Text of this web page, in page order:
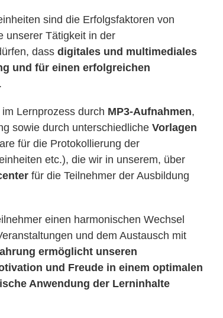
sind die Erfolgsfaktoren von
unserer Tätigkeit in der
dass digitales und multimediales
und für einen erfolgreichen
.
Lernprozess durch MP3-Aufnahmen,
sowie durch unterschiedliche Vorlagen
für die Protokollierung der
etc.), die wir in unserem, über
für die Teilnehmer der Ausbildung
einen harmonischen Wechsel
und dem Austausch mit
ermöglicht unseren
und Freude in einem optimalen
Anwendung der Lerninhalte